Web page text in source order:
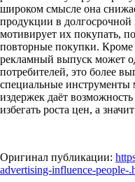
широком смысле она
продукции в
мотивирует их покупать,
повторные покупки. Кроме
рекламный выпуск может
потребителей, это более
специальные инструменты
издержек даёт
избегать роста цен, а
Оригинал публикации:
advertising-influence-people-